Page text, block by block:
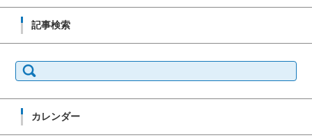
記事検索
検索:
カレンダー